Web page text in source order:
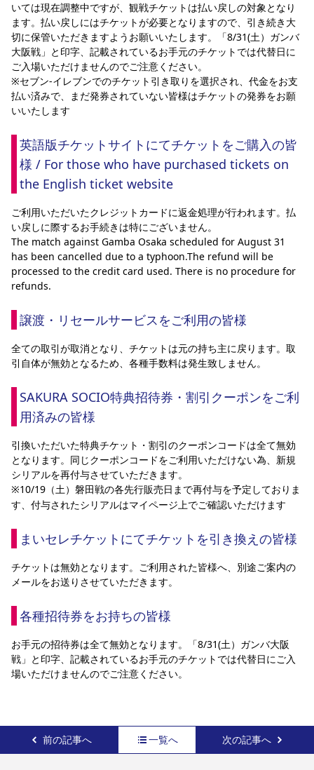
いては現在調整中ですが、観戦チケットは払い戻しの対象となり
ます。払い戻しにはチケットが必要となりますので、引き続き大
切に保管いただきますようお願いいたします。「8/31(土）ガンバ
大阪戦」と印字、記載されているお手元のチケットでは代替日に
ご入場いただけませんのでご注意ください。
※セブン-イレブンでのチケット引き取りを選択され、代金をお支
払い済みで、まだ発券されていない皆様はチケットの発券をお願
いいたします
英語版チケットサイトにてチケットをご購入の皆
様 / For those who have purchased tickets on
the English ticket website
ご利用いただいたクレジットカードに返金処理が行われます。払
い戻しに際するお手続きは特にございません。
The match against Gamba Osaka scheduled for August 31
has been cancelled due to a typhoon.The refund will be
processed to the credit card used. There is no procedure for
refunds.
譲渡・リセールサービスをご利用の皆様
全ての取引が取消となり、チケットは元の持ち主に戻ります。取
引自体が無効となるため、各種手数料は発生致しません。
SAKURA SOCIO特典招待券・割引クーポンをご利
用済みの皆様
引換いただいた特典チケット・割引のクーポンコードは全て無効
となります。同じクーポンコードをご利用いただけない為、新規
シリアルを再付与させていただきます。
※10/19（土）磐田戦の各先行販売日まで再付与を予定しておりま
す、付与されたシリアルはマイページ上でご確認いただけます
まいセレチケットにてチケットを引き換えの皆様
チケットは無効となります。ご利用された皆様へ、別途ご案内の
メールをお送りさせていただきます。
各種招待券をお持ちの皆様
お手元の招待券は全て無効となります。「8/31(土）ガンバ大阪
戦」と印字、記載されているお手元のチケットでは代替日にご入
場いただけませんのでご注意ください。
前の記事へ 一覧へ 次の記事へ